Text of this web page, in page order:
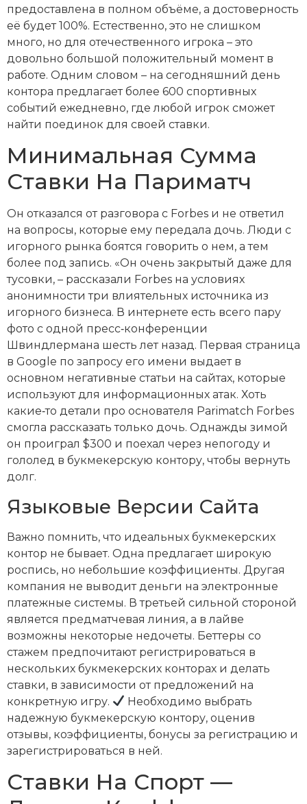
предоставлена в полном объёме, а достоверность
её будет 100%. Естественно, это не слишком
много, но для отечественного игрока – это
довольно большой положительный момент в
работе. Одним словом – на сегодняшний день
контора предлагает более 600 спортивных
событий ежедневно, где любой игрок сможет
найти поединок для своей ставки.
Минимальная Сумма
Ставки На Париматч
Он отказался от разговора с Forbes и не ответил
на вопросы, которые ему передала дочь. Люди с
игорного рынка боятся говорить о нем, а тем
более под запись. «Он очень закрытый даже для
тусовки, – рассказали Forbes на условиях
анонимности три влиятельных источника из
игорного бизнеса. В интернете есть всего пару
фото с одной пресс‑конференции
Швиндлермана шесть лет назад. Первая страница
в Google по запросу его имени выдает в
основном негативные статьи на сайтах, которые
используют для информационных атак. Хоть
какие‑то детали про основателя Parimatch Forbes
смогла рассказать только дочь. Однажды зимой
он проиграл $300 и поехал через непогоду и
гололед в букмекерскую контору, чтобы вернуть
долг.
Языковые Версии Сайта
Важно помнить, что идеальных букмекерских
контор не бывает. Одна предлагает широкую
роспись, но небольшие коэффициенты. Другая
компания не выводит деньги на электронные
платежные системы. В третьей сильной стороной
является предматчевая линия, а в лайве
возможны некоторые недочеты. Беттеры со
стажем предпочитают регистрироваться в
нескольких букмекерских конторах и делать
ставки, в зависимости от предложений на
конкретную игру.
Необходимо выбрать
надежную букмекерскую контору, оценив
отзывы, коэффициенты, бонусы за регистрацию и
зарегистрироваться в ней.
Ставки На Спорт —